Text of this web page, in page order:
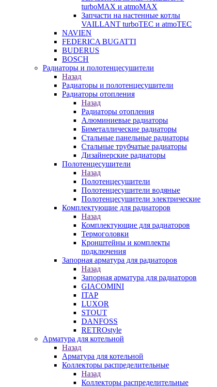
turboMAX и atmoMAX
Запчасти на настенные котлы
VAILLANT turboTEC и atmoTEC
NAVIEN
FEDERICA BUGATTI
BUDERUS
BOSCH
Радиаторы и полотенцесушители
Назад
Радиаторы и полотенцесушители
Радиаторы отопления
Назад
Радиаторы отопления
Алюминиевые радиаторы
Биметаллические радиаторы
Стальные панельные радиаторы
Стальные трубчатые радиаторы
Дизайнерские радиаторы
Полотенцесушители
Назад
Полотенцесушители
Полотенцесушители водяные
Полотенцесушители электрические
Комплектующие для радиаторов
Назад
Комплектующие для радиаторов
Термоголовки
Кронштейны и комплекты
подключения
Запорная арматура для радиаторов
Назад
Запорная арматура для радиаторов
GIACOMINI
ITAP
LUXOR
STOUT
DANFOSS
RETROstyle
Арматура для котельной
Назад
Арматура для котельной
Коллекторы распределительные
Назад
Коллекторы распределительные